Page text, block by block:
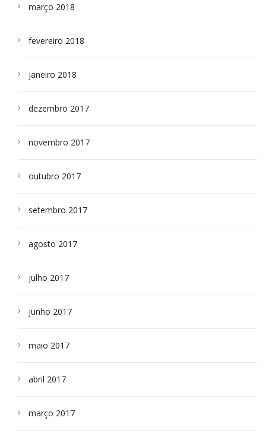
março 2018
fevereiro 2018
janeiro 2018
dezembro 2017
novembro 2017
outubro 2017
setembro 2017
agosto 2017
julho 2017
junho 2017
maio 2017
abril 2017
março 2017